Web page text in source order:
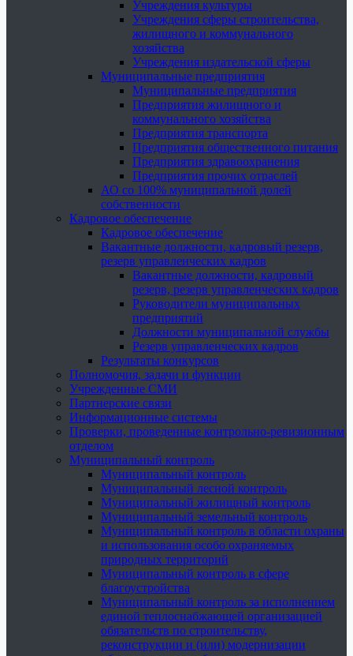
Учреждения культуры
Учреждения сферы строительства,
жилищного и коммунального
хозяйства
Учреждения издательской сферы
Муниципальные предприятия
Муниципальные предприятия
Предприятия жилищного и
коммунального хозяйства
Предприятия транспорта
Предприятия общественного питания
Предприятия здравоохранения
Предприятия прочих отраслей
АО со 100% муниципальной долей
собственности
Кадровое обеспечение
Кадровое обеспечение
Вакантные должности, кадровый резерв,
резерв управленческих кадров
Вакантные должности, кадровый
резерв, резерв управленческих кадров
Руководители муниципальных
предприятий
Должности муниципальной службы
Резерв управленческих кадров
Результаты конкурсов
Полномочия, задачи и функции
Учрежденные СМИ
Партнерские связи
Информационные системы
Проверки, проведенные контрольно-ревизионным
отделом
Муниципальный контроль
Муниципальный контроль
Муниципальный лесной контроль
Муниципальный жилищный контроль
Муниципальный земельный контроль
Муниципальный контроль в области охраны
и использования особо охраняемых
природных территорий
Муниципальный контроль в сфере
благоустройства
Муниципальный контроль за исполнением
единой теплоснабжающей организацией
обязательств по строительству,
реконструкции и (или) модернизации